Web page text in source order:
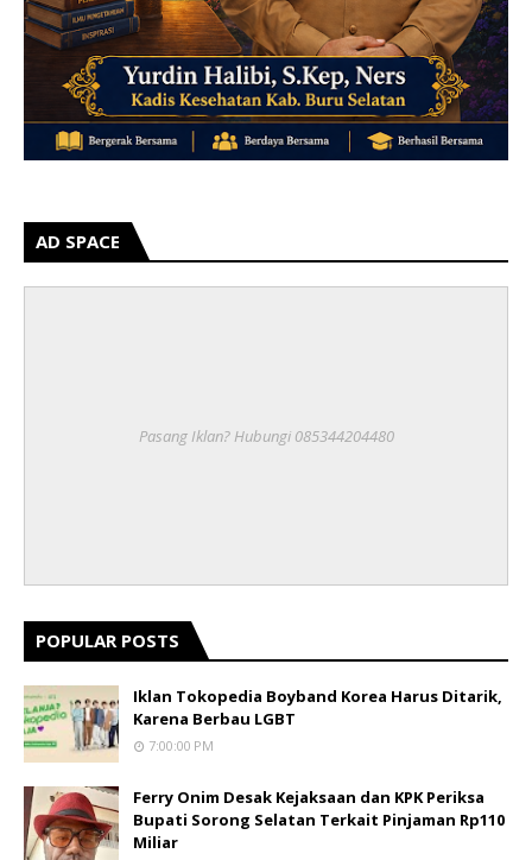
AD SPACE
Pasang Iklan? Hubungi 085344204480
POPULAR POSTS
Iklan Tokopedia Boyband Korea Harus Ditarik,
Karena Berbau LGBT
7:00:00 PM
Ferry Onim Desak Kejaksaan dan KPK Periksa
Bupati Sorong Selatan Terkait Pinjaman Rp110
Miliar